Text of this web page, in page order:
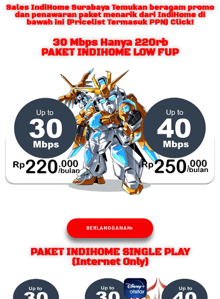
Sales IndiHome Surabaya Temukan beragam promo
dan penawaran paket menarik dari IndiHome di
bawah ini (Pricelist Termasuk PPN) Click!
30 Mbps Hanya 220rb
PAKET INDIHOME LOW FUP
BERLANGGANAN
PAKET INDIHOME SINGLE PLAY
(Internet Only)